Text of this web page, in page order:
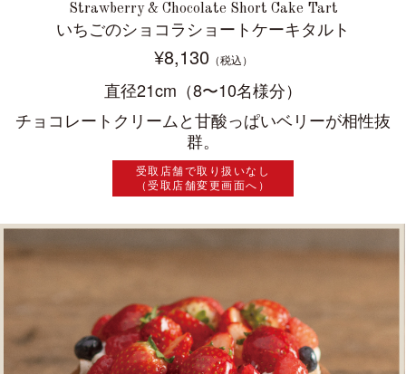
Strawberry & Chocolate Short Cake Tart
いちごのショコラショートケーキタルト
¥8,130 （税込）
直径21cm（8〜10名様分）
チョコレートクリームと甘酸っぱいベリーが相性抜
群。
受取店舗で取り扱いなし
（受取店舗変更画面へ）